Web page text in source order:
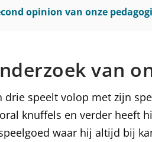
opinion van onze
van
drie speelt volop met zijn
knuffels en verder heeft
waar hij altijd bij